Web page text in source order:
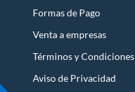
Formas de Pago
Venta a empresas
Términos y Condiciones
Aviso de Privacidad